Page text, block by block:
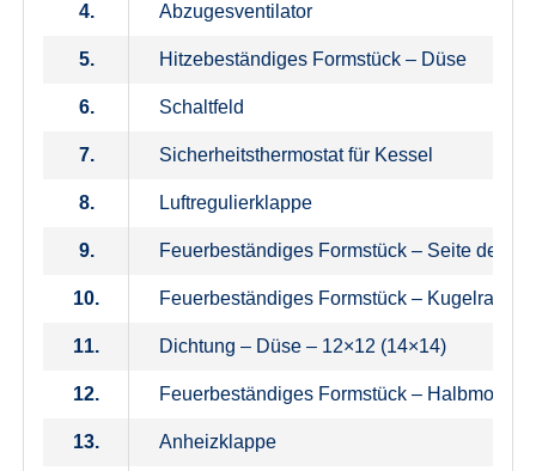
4. Abzugesventilator
5. Hitzebeständiges Formstück – Düse
6. Schaltfeld
7. Sicherheitsthermostat für Kessel
8. Luftregulierklappe
9. Feuerbeständiges Formstück – Seite der
10. Feuerbeständiges Formstück – Kugelraum
11. Dichtung – Düse – 12×12 (14×14)
12. Feuerbeständiges Formstück – Halbmond
13. Anheizklappe